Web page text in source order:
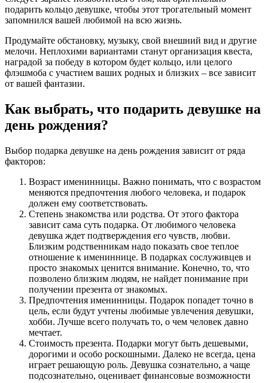
подарить кольцо девушке, чтобы этот трогательный момент
запомнился вашей любимой на всю жизнь.
Продумайте обстановку, музыку, свой внешний вид и другие
мелочи. Неплохими вариантами станут организация квеста,
наградой за победу в котором будет кольцо, или целого
флэшмоба с участием ваших родных и близких – все зависит
от вашей фантазии.
Как выбрать, что подарить девушке на
день рождения?
Выбор подарка девушке на день рождения зависит от ряда
факторов:
Возраст именинницы. Важно понимать, что с возрастом
меняются предпочтения любого человека, и подарок
должен ему соответствовать.
Степень знакомства или родства. От этого фактора
зависит сама суть подарка. От любимого человека
девушка ждет подтверждения его чувств, любви.
Близким родственникам надо показать свое теплое
отношение к имениннице. В подарках сослуживцев и
просто знакомых ценится внимание. Конечно, то, что
позволено близким людям, не найдет понимание при
получении презента от знакомых.
Предпочтения именинницы. Подарок попадет точно в
цель, если будут учтены любимые увлечения девушки,
хобби. Лучше всего получать то, о чем человек давно
мечтает.
Стоимость презента. Подарки могут быть дешевыми,
дорогими и особо роскошными. Далеко не всегда, цена
играет решающую роль. Девушка сознательно, а чаще
подсознательно, оценивает финансовые возможности